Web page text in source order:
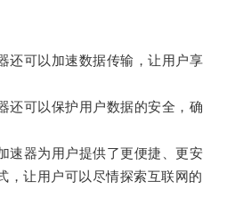
可以加速数据传输，让用户享
可以保护用户数据的安全，确
器为用户提供了更便捷、更安
，让用户可以尽情探索互联网的